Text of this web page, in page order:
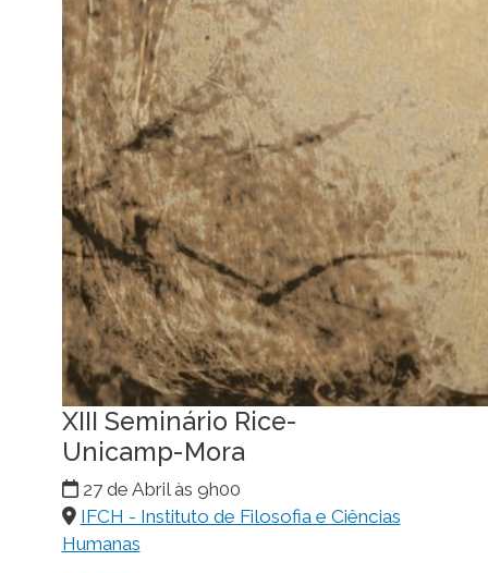
XIII Seminário Rice-
Unicamp-Mora
27 de Abril às 9h00
IFCH - Instituto de Filosofia e Ciências
Humanas